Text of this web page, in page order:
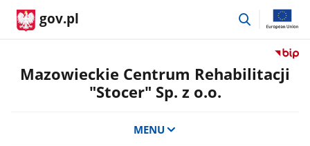
gov.pl
przejdź
Przejdź
do
Mazowieckie Centrum Rehabilitacji
"Stocer" Sp. z o.o.
MENU